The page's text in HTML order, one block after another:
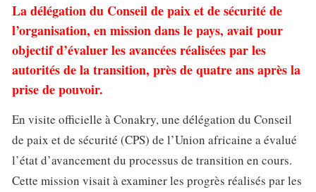
La délégation du Conseil de paix et de sécurité de
l’organisation, en mission dans le pays, avait pour
objectif d’évaluer les avancées réalisées par les
autorités de la transition, près de quatre ans après la
prise de pouvoir.
En visite officielle à Conakry, une délégation du Conseil
de paix et de sécurité (CPS) de l’Union africaine a évalué
l’état d’avancement du processus de transition en cours.
Cette mission visait à examiner les progrès réalisés par les